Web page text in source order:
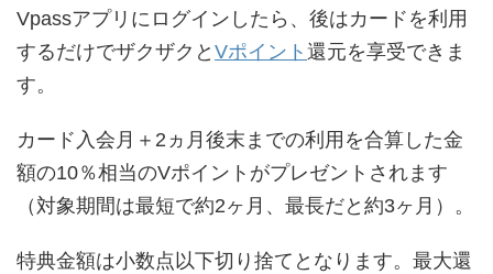
Vpassアプリにログインしたら、後はカードを利用
するだけでザクザクと Vポイント 還元を享受できま
す。
カード入会月＋2ヵ月後末までの利用を合算した金
額の10％相当のVポイントがプレゼントされます
（対象期間は最短で約2ヶ月、最長だと約3ヶ月）。
特典金額は小数点以下切り捨てとなります。最大還